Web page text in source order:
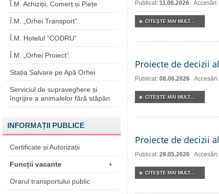
Î.M. Achiziții, Comerț și Piețe
Î.M. „Orhei Transport”
Î.M. Hotelul ”CODRU”
Î.M. „Orhei Proiect”
Stația Salvare pe Apă Orhei
Serviciul de supraveghere și
îngrijire a animalelor fără stăpân
INFORMAȚII PUBLICE
Certificate și Autorizații
Funcții vacante +
Orarul transportului public
Publicat: 11.06.2026
CITEŞTE MAI MULT...
Proiecte de decizii
Publicat: 08.06.2026
CITEŞTE MAI MULT...
Proiecte de decizii
Publicat: 28.05.2026
CITEŞTE MAI MULT...